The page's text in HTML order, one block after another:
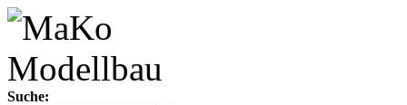
Suche: